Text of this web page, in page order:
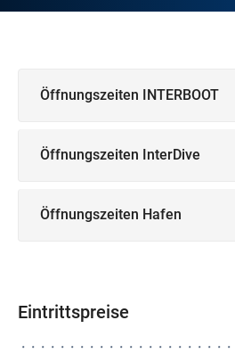
Öffnungszeiten INTERBOOT
Öffnungszeiten InterDive
Öffnungszeiten Hafen
Eintrittspreise